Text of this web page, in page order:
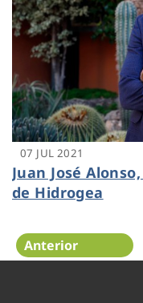
07 JUL 2021
Juan José
de Hidrogea
Anterior